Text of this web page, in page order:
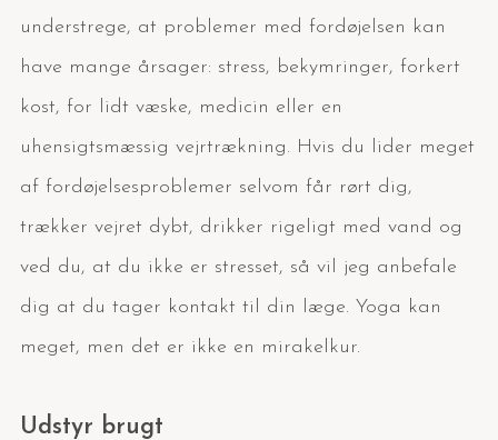
understrege, at problemer med fordøjelsen kan
have mange årsager: stress, bekymringer, forkert
kost, for lidt væske, medicin eller en
uhensigtsmæssig vejrtrækning. Hvis du lider meget
af fordøjelsesproblemer selvom får rørt dig,
trækker vejret dybt, drikker rigeligt med vand og
ved du, at du ikke er stresset, så vil jeg anbefale
dig at du tager kontakt til din læge. Yoga kan
meget, men det er ikke en mirakelkur.
Udstyr brugt